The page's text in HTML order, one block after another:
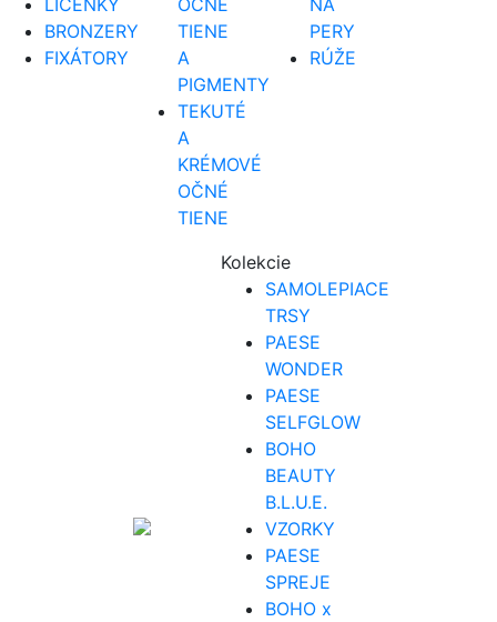
LÍCENKY
BRONZERY
FIXÁTORY
OČNÉ
TIENE
A
PIGMENTY
TEKUTÉ
A
KRÉMOVÉ
OČNÉ
TIENE
NA
PERY
RÚŽE
Kolekcie
SAMOLEPIACE
TRSY
PAESE
WONDER
PAESE
SELFGLOW
BOHO
BEAUTY
B.L.U.E.
VZORKY
PAESE
SPREJE
BOHO x